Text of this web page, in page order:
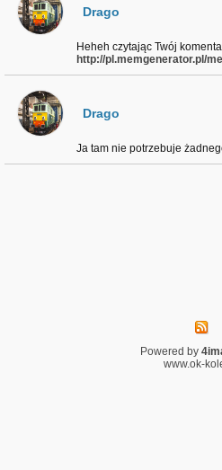
Drago
Heheh czytając Twój
http://pl.memgenerator.pl/
Drago
Ja tam nie potrzebuje
Powered by
www.ok-